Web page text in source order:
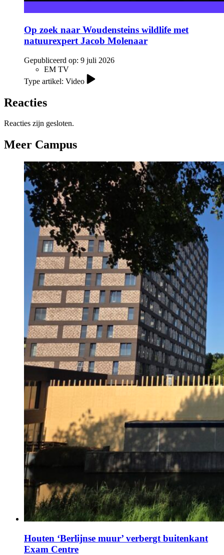
Op zoek naar Woudensteins wildlife met
natuurexpert Jacob Molenaar
Gepubliceerd op: 9 juli 2026
EM TV
Type artikel: Video
Reacties
Reacties zijn gesloten.
Meer Campus
Houten ‘Berlijnse muur’ verbergt buitenkant
Exam Centre